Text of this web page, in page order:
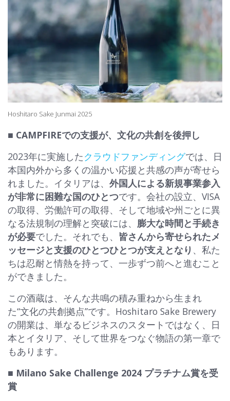
Hoshitaro Sake Junmai 2025
■ CAMPFIREでの支援が、文化の共創を後押し
2023年に実施したクラウドファンディングでは、日
本国内外から多くの温かい応援と共感の声が寄せら
れました。イタリアは、 外国人による新規事業参入
が非常に困難な国のひとつです。会社の設立、VISA
の取得、労働許可の取得、そして地域や州ごとに異
なる法規制の理解と突破には、 膨大な時間と手続き
が必要でした。それでも、 皆さんから寄せられたメ
ッセージと支援のひとつひとつが支えとなり 、私た
ちは忍耐と情熱を持って、一歩ずつ前へと進むこと
ができました。
この酒蔵は、そんな共鳴の積み重ねから生まれ
た“文化の共創拠点”です。Hoshitaro Sake Brewery
の開業は、単なるビジネスのスタートではなく、日
本とイタリア、そして世界をつなぐ物語の第一章で
もあります。
■ Milano Sake Challenge 2024 プラチナム賞を受
賞